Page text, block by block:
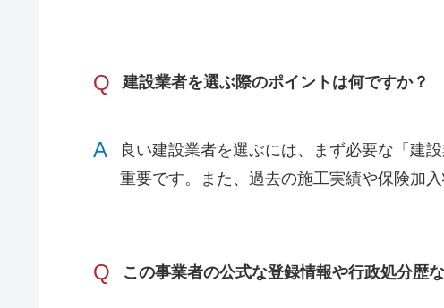
Q 建設業者を選ぶ際のポイントは何ですか？
A
良い建設業者を選ぶには、まず必要な「建
重要です。また、過去の施工実績や保険加
Q この事業者の公式な登録情報や行政処分歴